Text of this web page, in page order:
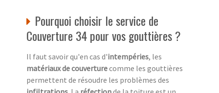
Pourquoi choisir le service de
Couverture 34 pour vos gouttières ?
Il faut savoir qu'en cas d'intempéries, les
matériaux de couverturecomme les gouttières
permettent de résoudre les problèmes des